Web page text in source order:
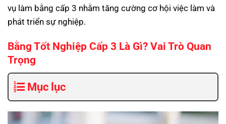
vụ làm bằng cấp 3 nhằm tăng cường cơ hội việc làm và
phát triển sự nghiệp.
Bằng Tốt Nghiệp Cấp 3 Là Gì? Vai Trò Quan
Trọng
Mục lục